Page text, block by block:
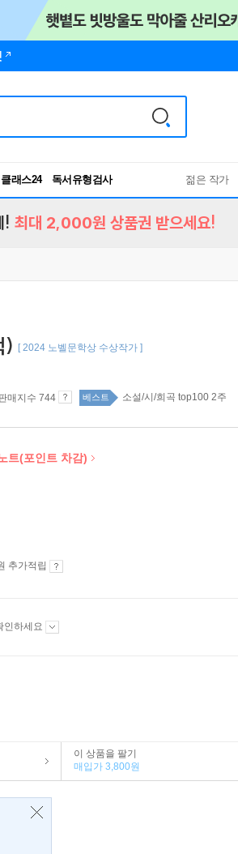
클래스24
독서유형검사
RBTI Lab
젊은 작가
! 최대 2,000원 상품권 받으세요!
) [ 2024 노벨문학상 수상작가 ]
매지수 744 베스트 소설/시/희곡 top100 2주
트(포인트 차감)
추가적립
인하세요
이 상품을 팔기
매입가 3,800원